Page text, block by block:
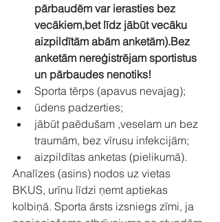
pārbaudēm var ierasties bez
vecākiem,bet līdz jābūt vecāku
aizpildītām abām anketām).Bez
anketām nereģistrējam sportistus
un pārbaudes nenotiks!
Sporta tērps (apavus nevajag);
ūdens padzerties;
jābūt paēdušam ,veselam un bez
traumām, bez vīrusu infekcijām;
aizpildītas anketas (pielikumā).
Analīzes (asins) nodos uz vietas
BKUS, urīnu līdzi ņemt aptiekas
kolbiņā. Sporta ārsts izsniegs zīmi, ja